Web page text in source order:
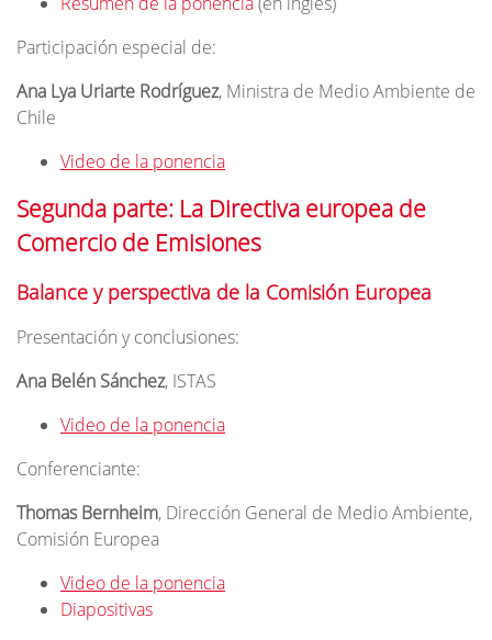
Participación especial de:
Ana Lya Uriarte Rodríguez, Ministra de Medio Ambiente de
Chile
Video de la ponencia
Segunda parte: La Directiva europea de
Comercio de Emisiones
Balance y perspectiva de la Comisión Europea
Presentación y conclusiones:
Ana Belén Sánchez, ISTAS
Video de la ponencia
Conferenciante:
Thomas Bernheim, Dirección General de Medio Ambiente,
Comisión Europea
Video de la ponencia
Diapositivas